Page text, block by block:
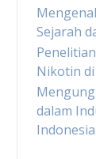
Sejarah
Nikotin
dalam
Indonesia